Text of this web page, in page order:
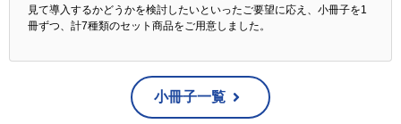
見て導入するかどうかを検討したいといったご要望に応え、小冊子を1
冊ずつ、計7種類のセット商品をご用意しました。
小冊子一覧